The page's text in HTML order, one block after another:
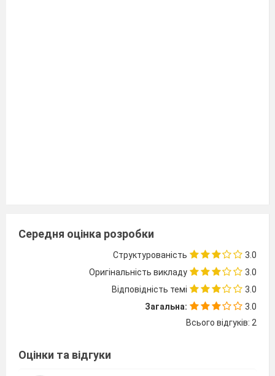
Середня оцінка розробки
Структурованість
3.0
Оригінальність викладу
3.0
Відповідність темі
3.0
Загальна:
3.0
Всього відгуків: 2
Оцінки та відгуки